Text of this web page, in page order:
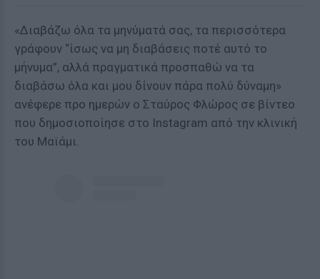
«Διαβάζω όλα τα μηνύματά σας, τα περισσότερα
γράφουν “ίσως να μη διαβάσεις ποτέ αυτό το
μήνυμα”, αλλά πραγματικά προσπαθώ να τα
διαβάσω όλα και μου δίνουν πάρα πολύ δύναμη»
ανέφερε προ ημερών ο Σταύρος Φλώρος σε βίντεο
που δημοσιοποίησε στο Instagram από την κλινική
του Μαϊάμι.